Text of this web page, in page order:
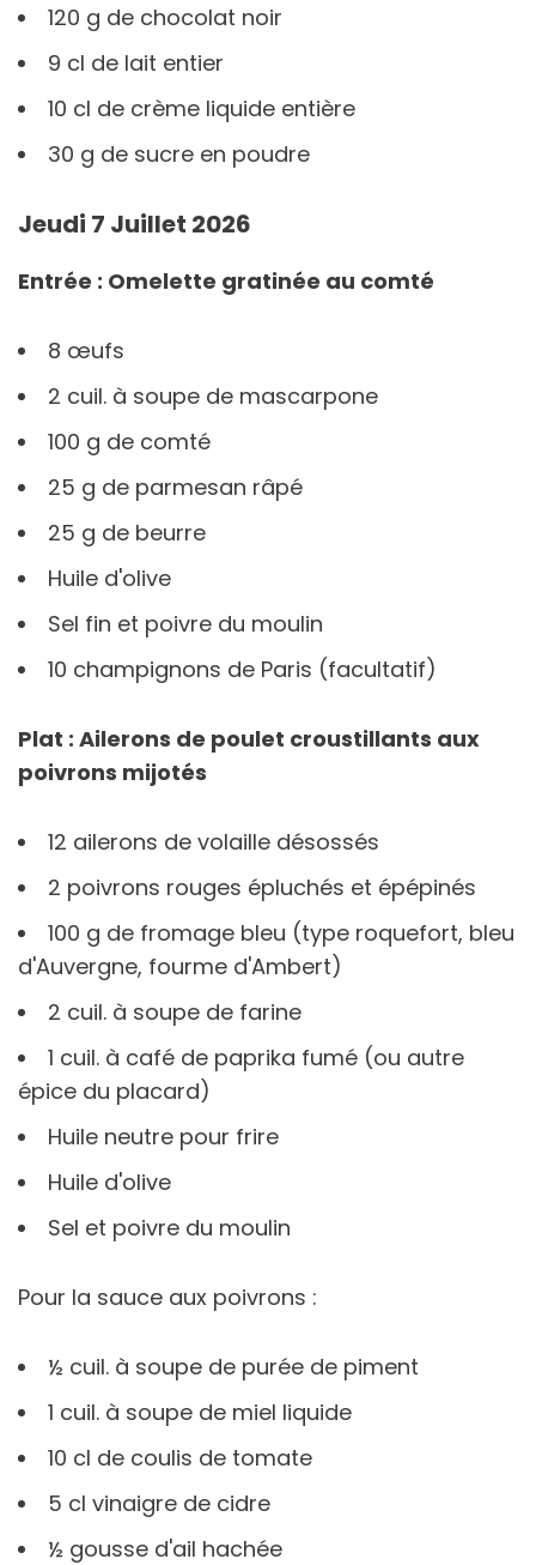
120 g de chocolat noir
9 cl de lait entier
10 cl de crème liquide entière
30 g de sucre en poudre
Jeudi 7 Juillet 2026
Entrée : Omelette gratinée au comté
8 œufs
2 cuil. à soupe de mascarpone
100 g de comté
25 g de parmesan râpé
25 g de beurre
Huile d'olive
Sel fin et poivre du moulin
10 champignons de Paris (facultatif)
Plat : Ailerons de poulet croustillants aux
poivrons mijotés
12 ailerons de volaille désossés
2 poivrons rouges épluchés et épépinés
100 g de fromage bleu (type roquefort, bleu
d'Auvergne, fourme d'Ambert)
2 cuil. à soupe de farine
1 cuil. à café de paprika fumé (ou autre
épice du placard)
Huile neutre pour frire
Huile d'olive
Sel et poivre du moulin
Pour la sauce aux poivrons :
½ cuil. à soupe de purée de piment
1 cuil. à soupe de miel liquide
10 cl de coulis de tomate
5 cl vinaigre de cidre
½ gousse d'ail hachée